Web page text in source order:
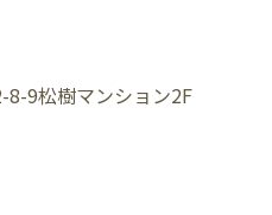
8-9松樹マンション2F